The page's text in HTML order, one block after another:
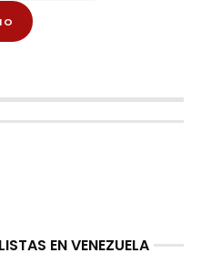
EN VENEZUELA